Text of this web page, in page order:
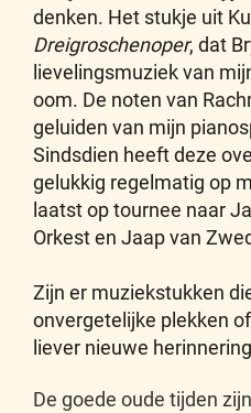
denken. Het stukje uit
Dreigroschenoper, dat
lievelingsmuziek van
oom. De noten van
geluiden van mijn
Sindsdien heeft deze
gelukkig regelmatig op
laatst op tournee naar
Orkest en Jaap van
Zijn er muziekstukken
onvergetelijke plekken
liever nieuwe
De goede oude tijden